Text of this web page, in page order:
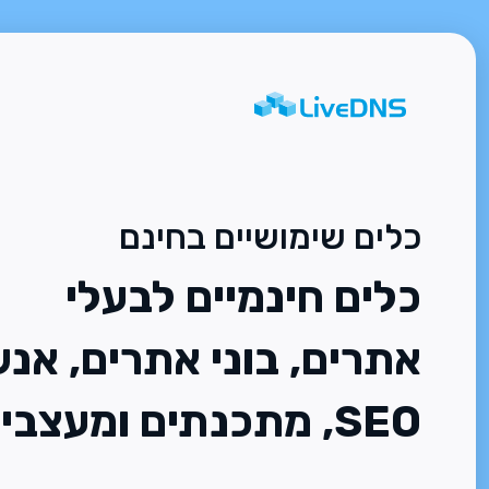
כלים שימושיים בחינם
כלים חינמיים לבעלי
אתרים, בוני אתרים,
SEO, מתכנתים ומעצבים.